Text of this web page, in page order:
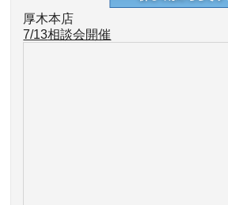
厚木本店
7/13相談会開催